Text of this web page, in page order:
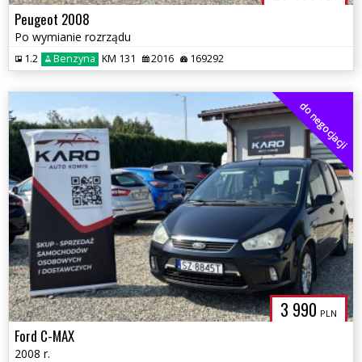
Peugeot 2008
Po wymianie rozrządu
1.2 Benzyna KM 131 2016 169292
3 990 PLN
do negocjacji
Ford C-MAX
2008 r.